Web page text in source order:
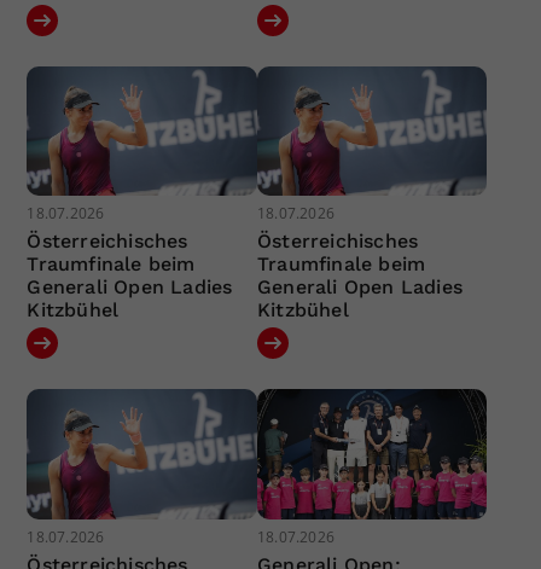
18.07.2026
Österreichisches
Traumfinale beim
Generali Open Ladies
Kitzbühel
18.07.2026
Österreichisches
Traumfinale beim
Generali Open Ladies
Kitzbühel
18.07.2026
Österreichisches
18.07.2026
Generali Open: